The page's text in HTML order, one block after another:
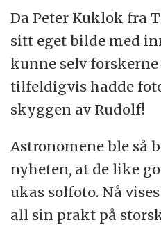
Da Peter Kuklok fra
sitt eget bilde med
kunne selv forskerne
tilfeldigvis hadde
skyggen av Rudolf!
Astronomene ble så
nyheten, at de like
ukas solfoto. Nå
all sin prakt på